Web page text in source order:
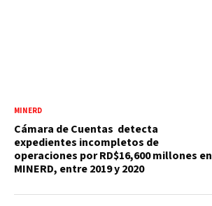
MINERD
Cámara de Cuentas detecta
expedientes incompletos de
operaciones por RD$16,600 millones en
MINERD, entre 2019 y 2020